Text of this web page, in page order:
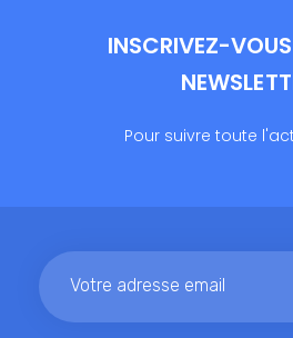
INSCRIVEZ-
Pour suivre toute